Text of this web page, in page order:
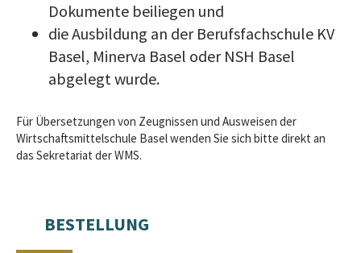
Dokumente beiliegen und
die Ausbildung an der Berufsfachschule KV
Basel, Minerva Basel oder NSH Basel
abgelegt wurde.
Für Übersetzungen von Zeugnissen und Ausweisen der
Wirtschaftsmittelschule Basel wenden Sie sich bitte direkt an
das Sekretariat der WMS.
BESTELLUNG